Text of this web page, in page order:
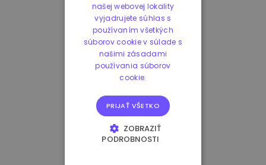
našej webovej lokality
vyjadrujete súhlas s
používaním všetkých
súborov cookie v súlade s
našimi zásadami
používania súborov
cookie.
PRIJAŤ VŠETKO
ZOBRAZIŤ
PODROBNOSTI